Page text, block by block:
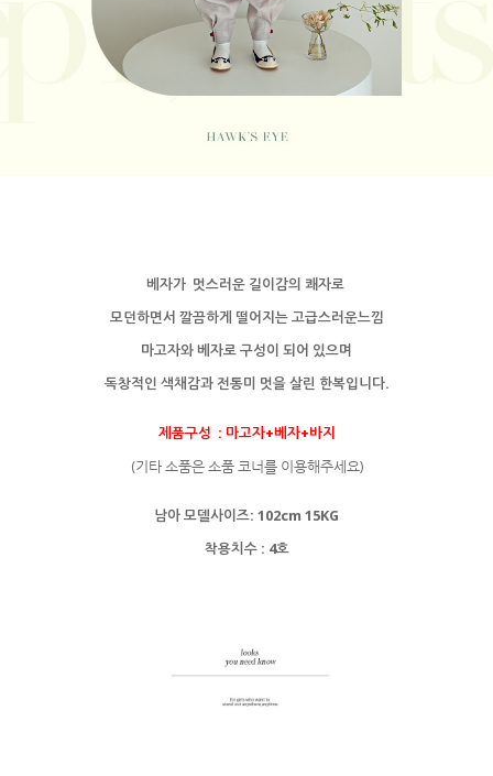
베자가 멋스러운 길이감의 쾌자로
모던하면서 깔끔하게 떨어지는 고급스러운느낌
마고자와 베자로 구성이 되어 있으며
독창적인 색채감과 전통미 멋을 살린 한복입니다.
제품구성 : 마고자+베자+바지
(기타 소품은 소품 코너를 이용해주세요)
남아 모델사이즈: 102cm 15KG
착용치수 : 4호